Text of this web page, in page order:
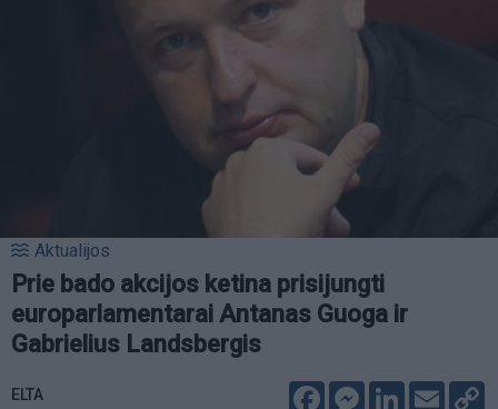
Aktualijos
Prie bado akcijos ketina prisijungti
europarlamentarai Antanas Guoga ir
Gabrielius Landsbergis
ELTA
FacebookMessenger
LinkedIn
Email